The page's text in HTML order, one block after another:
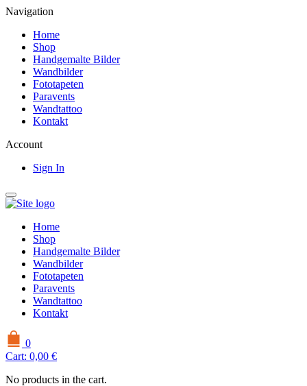
Navigation
Home
Shop
Handgemalte Bilder
Wandbilder
Fototapeten
Paravents
Wandtattoo
Kontakt
Account
Sign In
Home
Shop
Handgemalte Bilder
Wandbilder
Fototapeten
Paravents
Wandtattoo
Kontakt
0
Cart: 0,00 €
No products in the cart.